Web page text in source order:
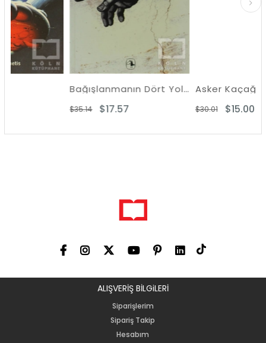
Bağışlanmanın Dört Yolu
$17.57
Asker Kaçağı
$15.00
ALIŞVERİŞ BİLGiLERİ
Siparişlerim
Sipariş Takip
Hesabım